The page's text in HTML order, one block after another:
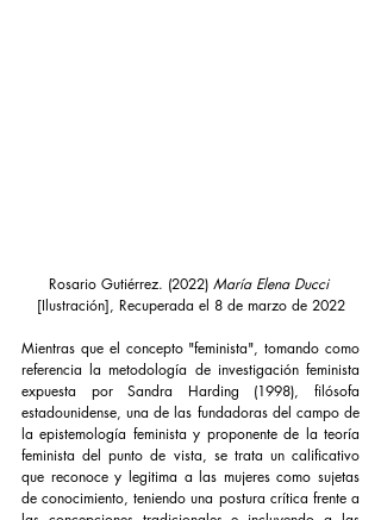
Rosario Gutiérrez. (2022) María Elena Ducci
[Ilustración], Recuperada el 8 de marzo de 2022
Mientras que el concepto "feminista", tomando como
referencia la metodología de investigación feminista
expuesta por Sandra Harding (1998), filósofa
estadounidense, una de las fundadoras del campo de
la epistemología feminista y proponente de la teoría
feminista del punto de vista, se trata un calificativo
que reconoce y legitima a las mujeres como sujetas
de conocimiento, teniendo una postura crítica frente a